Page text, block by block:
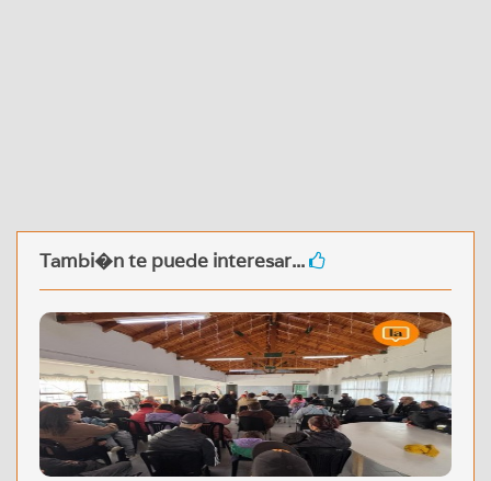
Tambi�n te puede interesar...